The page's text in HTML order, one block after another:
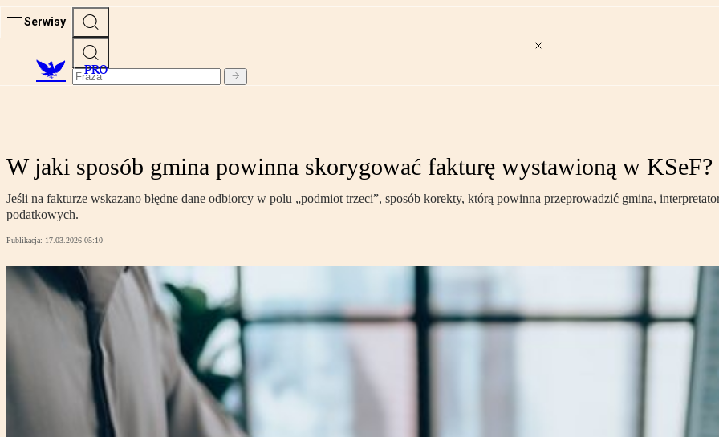
Serwisy
PRO
W jaki sposób gmina powinna skorygować fakturę wystawioną w KSeF?
Jeśli na fakturze wskazano błędne dane odbiorcy w polu „podmiot trzeci”, sposób korekty, którą powinna przeprowadzić gmina,
podatkowych.
Publikacja: 17.03.2026 05:10